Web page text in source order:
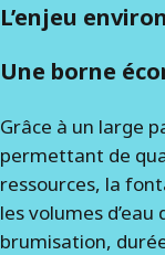
L’enjeu
Une borne
Grâce à un large
permettant de
ressources, la
les volumes
brumisation,